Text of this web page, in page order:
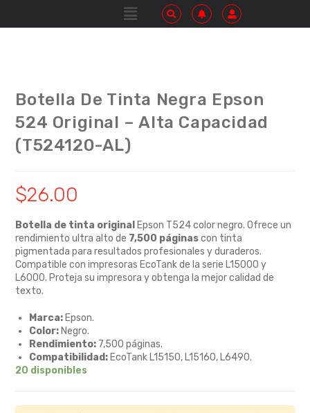
Botella De Tinta Negra Epson
524 Original – Alta Capacidad
(T524120-AL)
$26.00
Botella de tinta original Epson T524 color negro. Ofrece un
rendimiento ultra alto de 7,500 páginascon tinta
pigmentada para resultados profesionales y duraderos.
Compatible con impresoras EcoTank de la serie L15000 y
L6000. Proteja su impresora y obtenga la mejor calidad de
texto.
Marca: Epson.
Color: Negro.
Rendimiento: 7,500 páginas.
Compatibilidad: EcoTank L15150, L15160, L6490.
20 disponibles